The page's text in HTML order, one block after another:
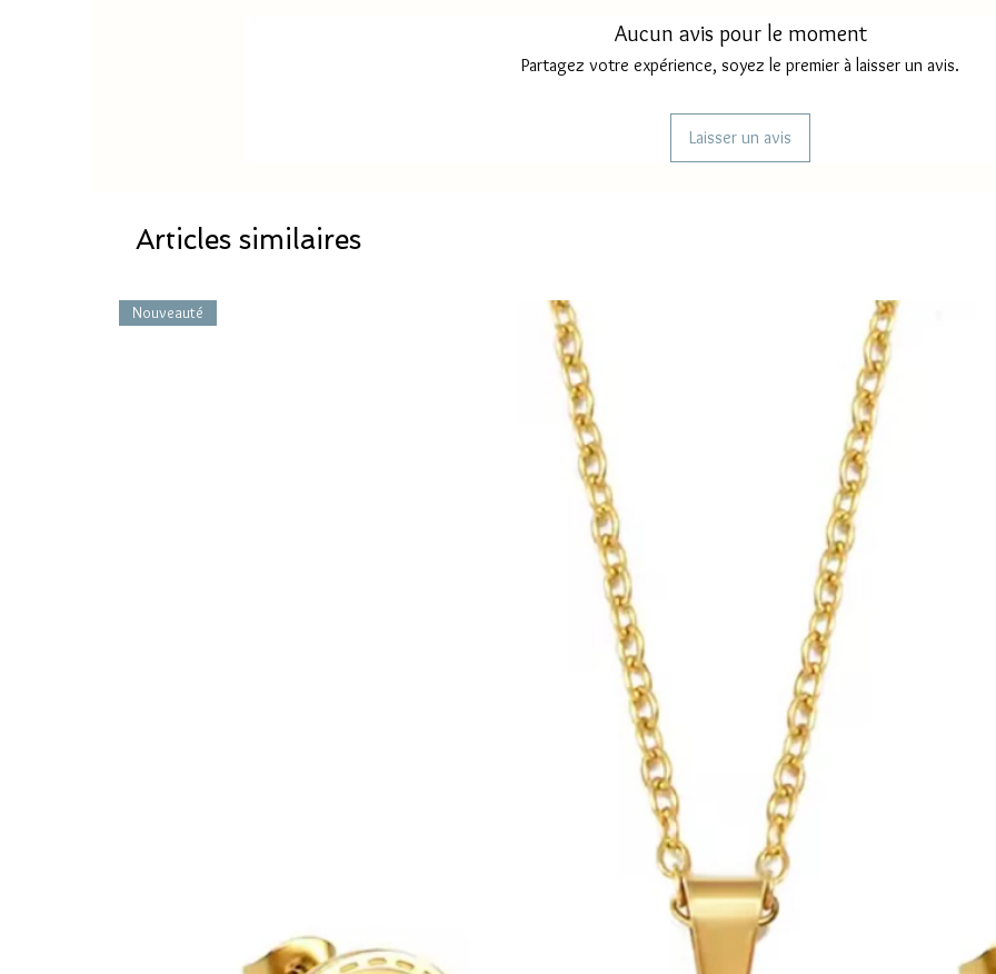
Aucun avis pour le moment
Partagez votre expérience, soyez le premier à laisser un avis.
Laisser un avis
Articles similaires
Nouveauté